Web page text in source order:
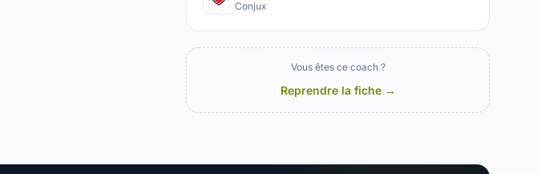
Conjux
Vous êtes ce coach ?
Reprendre la fiche →